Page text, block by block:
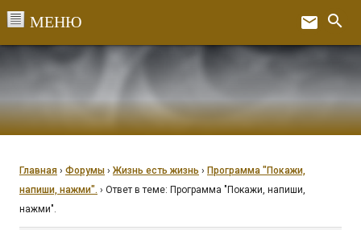
email search
Главная › Форумы › Жизнь есть жизнь › Программа "Покажи,
напиши, нажми". › Ответ в теме: Программа "Покажи, напиши,
нажми".